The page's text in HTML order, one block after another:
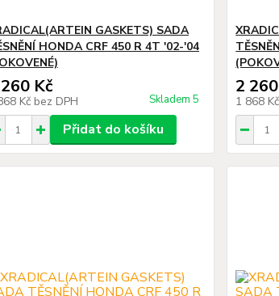
GASKETS) SADA
HONDA CRF 450 R 4T '02-'04
Kč
Kč bez DPH Skladem 5
Přidat do košíku
2
1 868 Kč